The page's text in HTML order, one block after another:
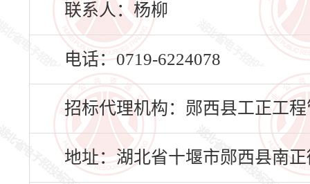
联系人：杨柳
电话：0719-6224078
招标代理机构：郧西县工正工
地址：湖北省十堰市郧西县南正